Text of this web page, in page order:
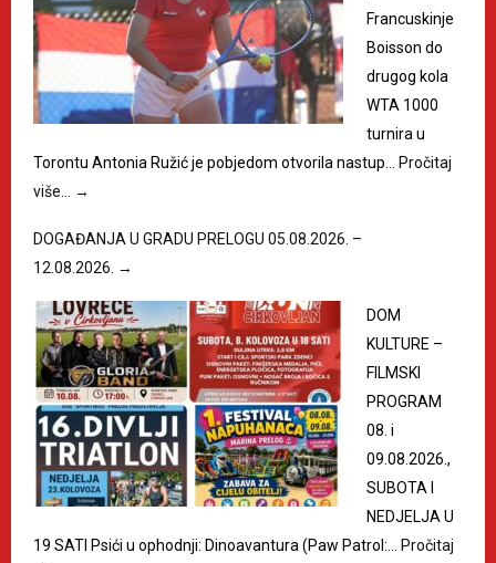
Francuskinje
Boisson do
drugog kola
WTA 1000
turnira u
Torontu Antonia Ružić je pobjedom otvorila nastup…
Pročitaj
više…
→
DOGAĐANJA U GRADU PRELOGU 05.08.2026. –
12.08.2026. →
DOM
KULTURE –
FILMSKI
PROGRAM
08. i
09.08.2026.,
SUBOTA I
NEDJELJA U
19 SATI Psići u ophodnji: Dinoavantura (Paw Patrol:…
Pročitaj